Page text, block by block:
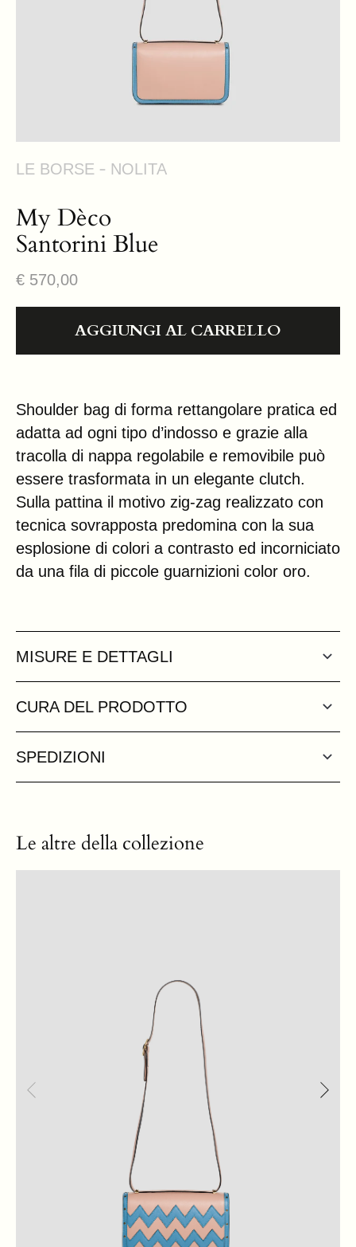
LE BORSE NOLITA
My Dèco
Santorini Blue
Prezzo
regolare
€ 570,00
AGGIUNGI AL CARRELLO
Shoulder bag di forma rettangolare pratica ed
adatta ad ogni tipo d’indosso e grazie alla
tracolla di nappa regolabile e removibile può
essere trasformata in un elegante clutch.
Sulla pattina il motivo zig-zag realizzato con
tecnica sovrapposta predomina con la sua
esplosione di colori a contrasto ed incorniciato
da una fila di piccole guarnizioni color oro.
MISURE E DETTAGLI
CURA DEL PRODOTTO
SPEDIZIONI
Le altre della collezione
visualizzazione